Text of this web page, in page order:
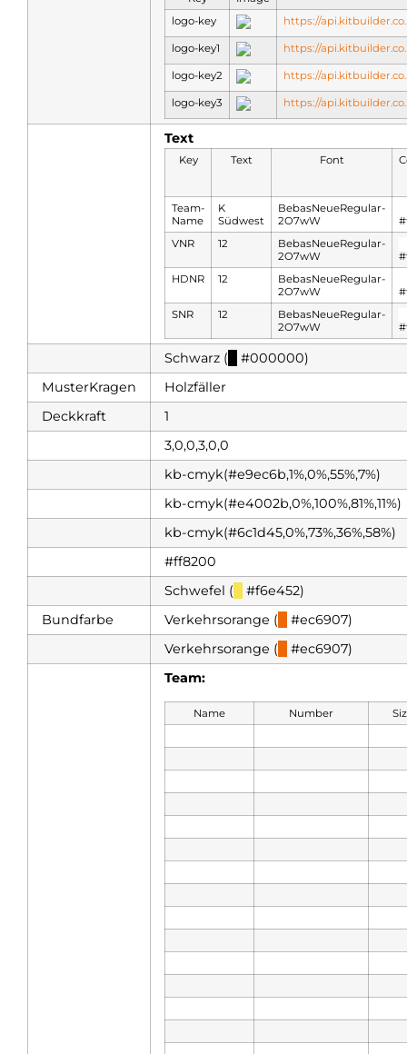
logo-key
https://
logo-key1 https://
logo-key2 https://
logo-key3 https://
Text
Key Text Font
Team-
Name
K
Südwest
BebasNeueRegular-
2O7wW
VNR
12
BebasNeueRegular-
2O7wW
HDNR
12
BebasNeueRegular-
2O7wW
SNR
12
BebasNeueRegular-
2O7wW
Schwarz (
#000000)
MusterKragen
Holzfäller
Deckkraft
1
3,0,0,3,0,0
kb-cmyk(#e9ec6b,1%,0%,55%,7%)
kb-cmyk(#e4002b,0%,100%,81%,11%)
kb-cmyk(#6c1d45,0%,73%,36%,58%)
#ff8200
Schwefel (
#f6e452)
Bundfarbe
Verkehrsorange (
#ec6907)
Verkehrsorange (
#ec6907)
Team:
Name Number